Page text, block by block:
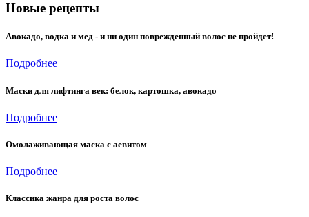
Новые рецепты
Авокадо, водка и мед - и ни один поврежденный волос не пройдет!
Подробнее
Маски для лифтинга век: белок, картошка, авокадо
Подробнее
Омолаживающая маска с аевитом
Подробнее
Классика жанра для роста волос